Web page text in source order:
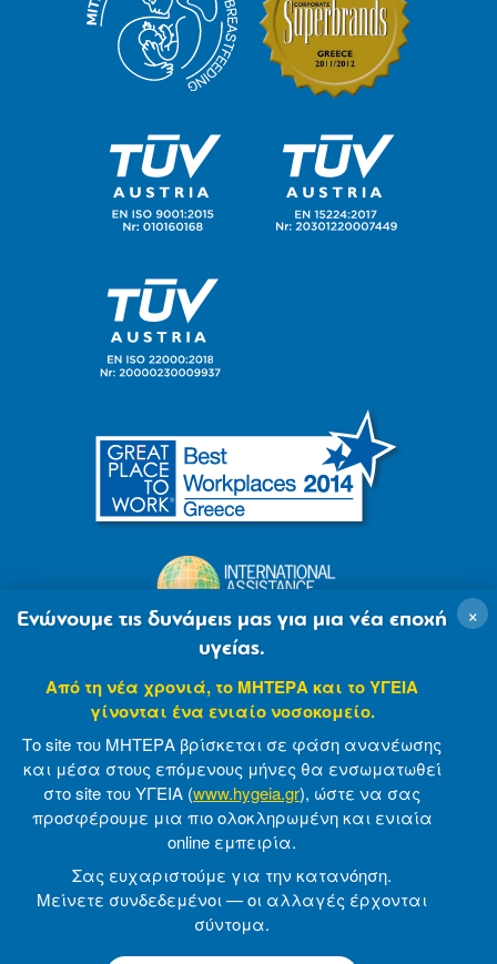
© 2007-2021 MITERA S.A Privacy Policy
Terms of Use Made by minoanDesign
© 2026 ΜΗΤΕΡΑ Α.Ε
×
Ενώνουμε τις δυνάμεις μας για μια νέα εποχή
υγείας.
Από τη νέα χρονιά, το ΜΗΤΕΡΑ και το ΥΓΕΙΑ
γίνονται ένα ενιαίο νοσοκομείο.
Το site του ΜΗΤΕΡΑ βρίσκεται σε φάση ανανέωσης
και μέσα στους επόμενους μήνες θα ενσωματωθεί
στο site του ΥΓΕΙΑ (www.hygeia.gr), ώστε να σας
προσφέρουμε μια πιο ολοκληρωμένη και ενιαία
online εμπειρία.
Σας ευχαριστούμε για την κατανόηση.
Μείνετε συνδεδεμένοι — οι αλλαγές έρχονται
σύντομα.